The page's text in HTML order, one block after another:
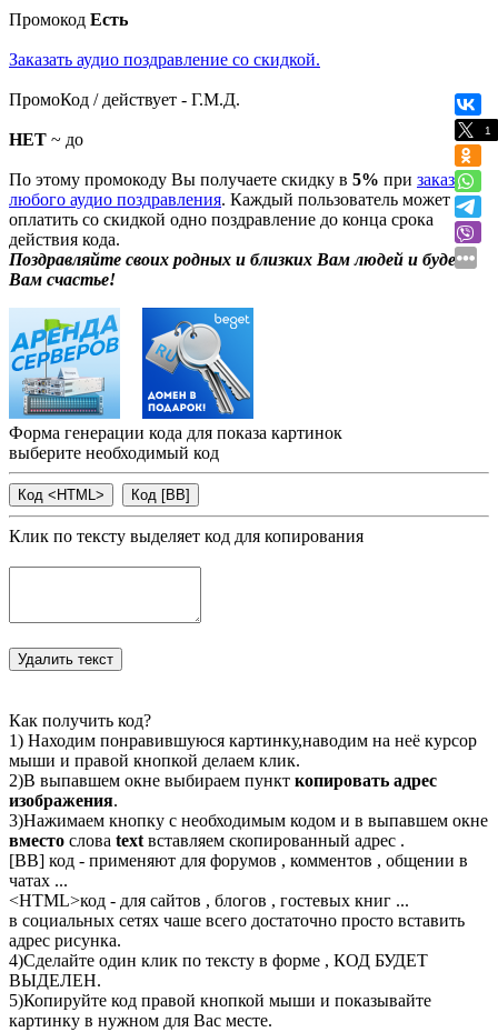
Промокод Есть
Заказать аудио поздравление со скидкой.
ПромоКод / действует - Г.М.Д.
НЕТ ~ до
По этому промокоду Вы получаете скидку в 5% при заказе
любого аудио поздравления. Каждый пользователь может
оплатить со скидкой одно поздравление до конца срока
действия кода.
Поздравляйте своих родных и близких Вам людей и будет
Вам счастье!
1
Форма генерации кода для показа картинок
выберите необходимый код
Клик по тексту выделяет код для копирования
Как получить код?
1) Находим понравившуюся картинку,наводим на неё курсор
мыши и правой кнопкой делаем клик.
2)В выпавшем окне выбираем пункт копировать адрес
изображения.
3)Нажимаем кнопку с необходимым кодом и в выпавшем окне
вместо слова text вставляем скопированный адрес .
[BB] код - применяют для форумов , комментов , общении в
чатах ...
<HTML>код - для сайтов , блогов , гостевых книг ...
в социальных сетях чаше всего достаточно просто вставить
адрес рисунка.
4)Сделайте один клик по тексту в форме , КОД БУДЕТ
ВЫДЕЛЕН.
5)Копируйте код правой кнопкой мыши и показывайте
картинку в нужном для Вас месте.